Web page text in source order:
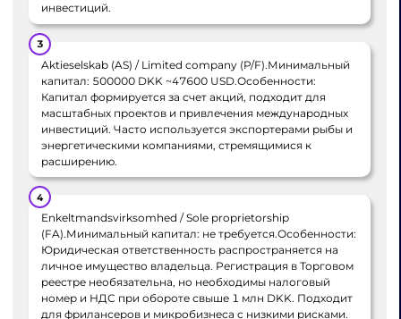
инвестиций.
Aktieselskab (AS) / Limited company (P/F).Минимальный
капитал: 500000 DKK ~47600 USD.Особенности:
Капитал формируется за счет акций, подходит для
масштабных проектов и привлечения международных
инвестиций. Часто используется экспортерами рыбы и
энергетическими компаниями, стремящимися к
расширению.
Enkeltmandsvirksomhed / Sole proprietorship
(FA).Минимальный капитал: не требуется.Особенности:
Юридическая ответственность распространяется на
личное имущество владельца. Регистрация в Торговом
реестре необязательна, но необходимы налоговый
номер и НДС при обороте свыше 1 млн DKK. Подходит
для фрилансеров и микробизнеса с низкими рисками.